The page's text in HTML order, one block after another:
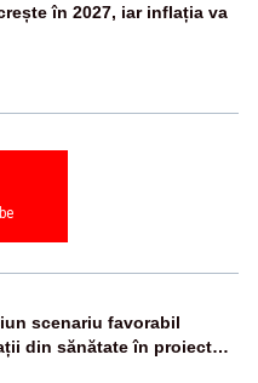
în 2027, iar inflația va
scenariu favorabil
din sănătate în proiectul